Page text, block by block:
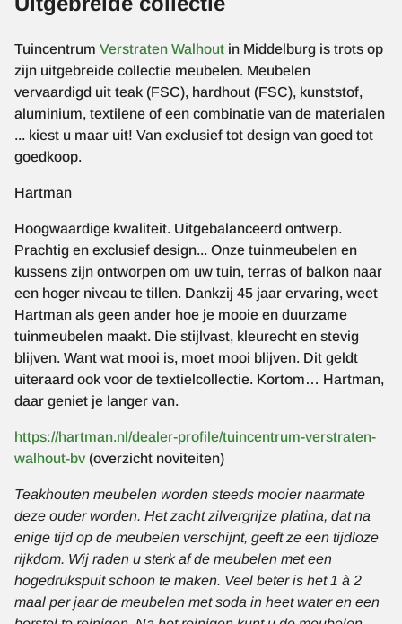
Tuincentrum Verstraten Walhout in Middelburg is trots op
zijn uitgebreide collectie meubelen. Meubelen
vervaardigd uit teak (FSC), hardhout (FSC), kunststof,
aluminium, textilene of een combinatie van de materialen
... kiest u maar uit! Van exclusief tot design van goed tot
goedkoop.
Hartman
Hoogwaardige kwaliteit. Uitgebalanceerd ontwerp.
Prachtig en exclusief design... Onze tuinmeubelen en
kussens zijn ontworpen om uw tuin, terras of balkon naar
een hoger niveau te tillen. Dankzij 45 jaar ervaring, weet
Hartman als geen ander hoe je mooie en duurzame
tuinmeubelen maakt. Die stijlvast, kleurecht en stevig
blijven. Want wat mooi is, moet mooi blijven. Dit geldt
uiteraard ook voor de textielcollectie. Kortom… Hartman,
daar geniet je langer van.
https://hartman.nl/dealer-profile/tuincentrum-verstraten-
walhout-bv (overzicht noviteiten)
Teakhouten meubelen worden steeds mooier naarmate
deze ouder worden. Het zacht zilvergrijze platina, dat na
enige tijd op de meubelen verschijnt, geeft ze een tijdloze
rijkdom. Wij raden u sterk af de meubelen met een
hogedrukspuit schoon te maken. Veel beter is het 1 à 2
maal per jaar de meubelen met soda in heet water en een